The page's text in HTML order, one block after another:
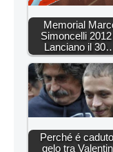
Memorial
Simoncelli
Lanciano il
Perché é
gelo tra